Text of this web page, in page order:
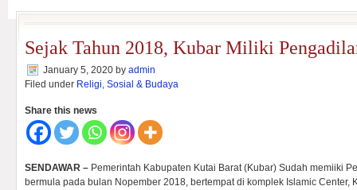
Sejak Tahun 2018, Kubar Miliki
January 5, 2020 by admin
Filed under Religi, Sosial & Budaya
Share this news
SENDAWAR – Pemerintah Kabupaten Kutai Barat (Kubar) Sudah memiiki
bermula pada bulan Nopember 2018, bertempat di komplek Islamic Center,